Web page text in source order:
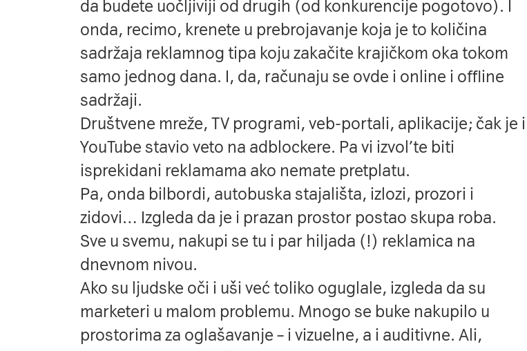
da budete uočljiviji od drugih (od konkurencije pogotovo). I
onda, recimo, krenete u prebrojavanje koja je to količina
sadržaja reklamnog tipa koju zakačite krajičkom oka tokom
samo jednog dana. I, da, računaju se ovde i online i offline
sadržaji.
Društvene mreže, TV programi, veb-portali, aplikacije; čak je i
YouTube stavio veto na adblockere. Pa vi izvol’te biti
isprekidani reklamama ako nemate pretplatu.
Pa, onda bilbordi, autobuska stajališta, izlozi, prozori i
zidovi… Izgleda da je i prazan prostor postao skupa roba.
Sve u svemu, nakupi se tu i par hiljada (!) reklamica na
dnevnom nivou.
Ako su ljudske oči i uši već toliko oguglale, izgleda da su
marketeri u malom problemu. Mnogo se buke nakupilo u
prostorima za oglašavanje – i vizuelne, a i auditivne. Ali,